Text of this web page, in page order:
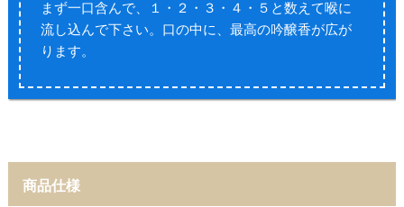
まず一口含んで、１・２・３・４・５と数えて喉に
流し込んで下さい。口の中に、最高の吟醸香が広が
ります。
商品仕様